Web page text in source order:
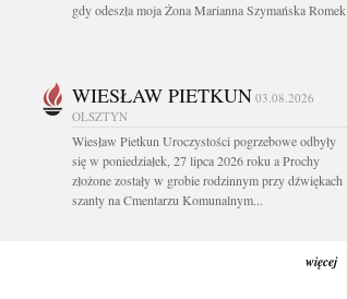
gdy odeszła moja Żona Marianna Szymańska Romek
WIESŁAW PIETKUN 03.08.2026
OLSZTYN
Wiesław Pietkun Uroczystości pogrzebowe odbyły
się w poniedziałek, 27 lipca 2026 roku a Prochy
złożone zostały w grobie rodzinnym przy dźwiękach
szanty na Cmentarzu Komunalnym...
więcej